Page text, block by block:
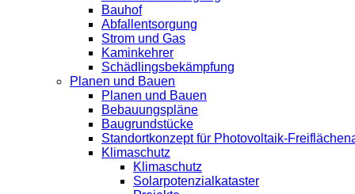
Bauhof
Abfallentsorgung
Strom und Gas
Kaminkehrer
Schädlingsbekämpfung
Planen und Bauen
Planen und Bauen
Bebauungspläne
Baugrundstücke
Standortkonzept für Photovoltaik-
Klimaschutz
Klimaschutz
Solarpotenzialkataster